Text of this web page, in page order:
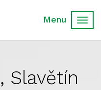
Slavětín